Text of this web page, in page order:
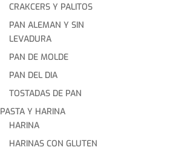
CRAKCERS Y PALITOS
PAN ALEMAN Y SIN
LEVADURA
PAN DE MOLDE
PAN DEL DIA
TOSTADAS DE PAN
PASTA Y HARINA
HARINA
HARINAS CON GLUTEN